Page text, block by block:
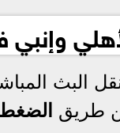
البث
طريق